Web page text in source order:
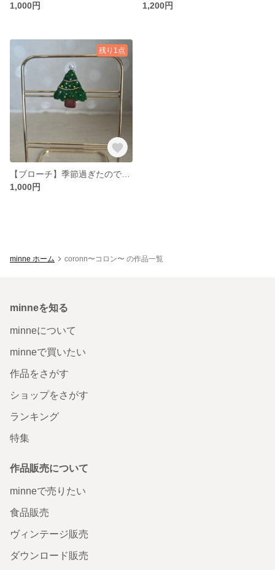
1,000円 1,200円
残り1点
1,000円
minne ホーム coronn〜コロン〜 の作品一覧
minneを知る
minneについて
minneで買いたい
作品をさがす
ショップをさがす
ランキング
特集
作品販売について
minneで売りたい
食品販売
ヴィンテージ販売
ダウンロード販売